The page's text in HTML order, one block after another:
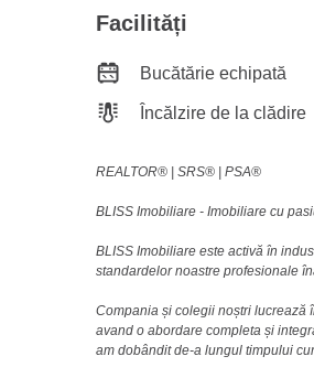
Facilități
Bucătărie echipată
Încălzire de la clădire
REALTOR®️ | SRS®️ | PSA®️
BLISS Imobiliare - Imobiliare cu
BLISS Imobiliare este activă în
standardelor noastre profesionale
Compania și colegii noștri lucrează
avand o abordare completa și
am dobândit de-a lungul timpului